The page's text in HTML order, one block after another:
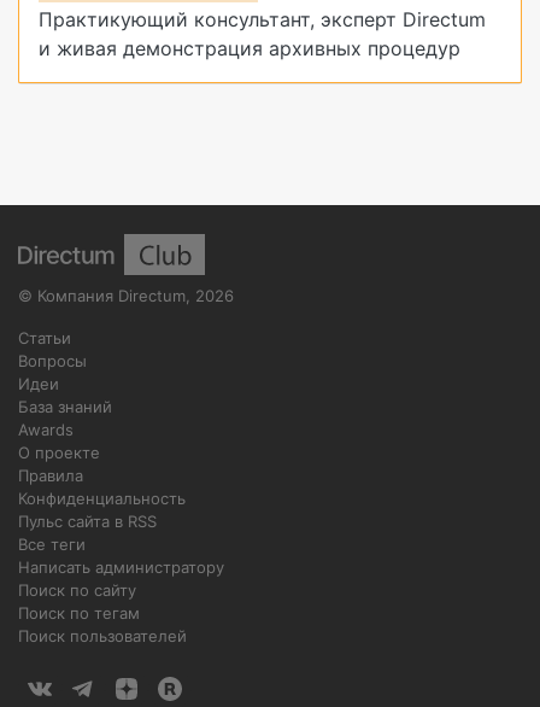
Практикующий консультант, эксперт Directum
и живая демонстрация архивных процедур
© Компания Directum 2026
Статьи
Вопросы
Идеи
База знаний
Awards
О проекте
Правила
Конфиденциальность
Пульс сайта в RSS
Все теги
Написать администратору
Поиск по сайту
Поиск по тегам
Поиск пользователей